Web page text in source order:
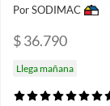
Por SODIMAC
$ 36.790
Llega mañana